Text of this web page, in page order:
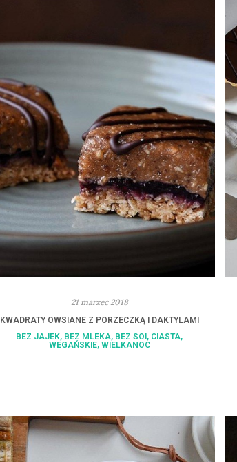
21 marzec 2018
KWADRATY OWSIANE Z PORZECZKĄ I DAKTYLAMI
BEZ JAJEK, BEZ MLEKA, BEZ SOI, CIASTA,
WEGAŃSKIE, WIELKANOC